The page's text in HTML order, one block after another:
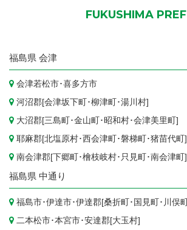
FUKUSHIMA PREF
福島県 会津
会津若松市･喜多方市
河沼郡[会津坂下町 ･柳津町 ･湯川村]
大沼郡[三島町 ･金山町 ･ 昭和村･会津美里町 ]
耶麻郡[北塩原村･西会津町 ･磐梯町 ･猪苗代町 ]
南会津郡[下郷町 ･檜枝岐村･ 只見町 ･南会津町 ]
福島県 中通り
福島市･伊達市･伊達郡[桑折町 ･ 国見町 ･ 川俣町
二本松市･本宮市･安達郡[大玉村]